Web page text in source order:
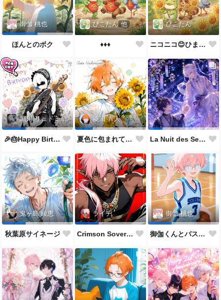
御伽 桃也
ほんとのボク
ぴこたん 他
♦️♦️♦️
ぴこたん
ニコニコ😊ひまわり🌻
黒川 リュドミーラ
🎉🎂Happy Birthday 🎂🎉
菱沼 青人
夏色に包まれて🌻✨ La Nuit des Sept Étoiles
鬼ヶ島 綾恵
秋葉原サイネージ
ライチ
Crimson Sovereign👑
御伽 桃也
御伽くんとバスケ🏀